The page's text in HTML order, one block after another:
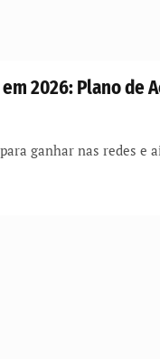
2026: Plano de
ganhar nas redes e